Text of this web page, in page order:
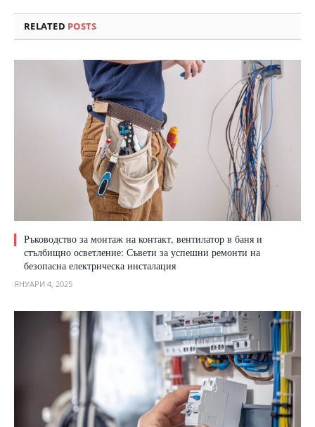
RELATED POSTS
Ръководство за монтаж на контакт, вентилатор в баня и
стълбищно осветление: Съвети за успешни ремонти на
безопасна електрическа инсталация
ЯНУАРИ 4, 2025